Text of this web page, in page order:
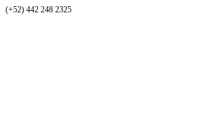
(+52) 442 248 2325